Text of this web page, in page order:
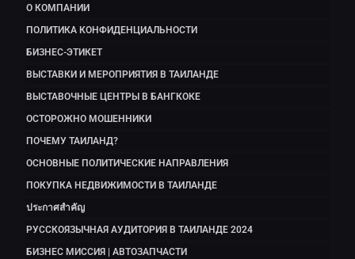
О КОМПАНИИ
ПОЛИТИКА КОНФИДЕНЦИАЛЬНОСТИ
БИЗНЕС-ЭТИКЕТ
ВЫСТАВКИ И МЕРОПРИЯТИЯ В ТАИЛАНДЕ
ВЫСТАВОЧНЫЕ ЦЕНТРЫ В БАНГКОКЕ
ОСТОРОЖНО МОШЕННИКИ
ПОЧЕМУ ТАИЛАНД?
ОСНОВНЫЕ ПОЛИТИЧЕСКИЕ НАПРАВЛЕНИЯ
ПОКУПКА НЕДВИЖИМОСТИ В ТАИЛАНДЕ
ประกาศสำคัญ
РУССКОЯЗЫЧНАЯ АУДИТОРИЯ В ТАИЛАНДЕ 2024
БИЗНЕС МИССИЯ | АВТОЗАПЧАСТИ